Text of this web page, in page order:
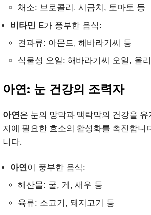
채소: 브로콜리, 시금치, 토마토 등
비타민 E가 풍부한 음식:
견과류: 아몬드, 해바라기씨 등
식물성 오일: 해바라기씨 오일, 올
아연: 눈 건강의 조력자
아연은 눈의 망막과 맥락막의 건강을
지에 필요한 효소의 활성화를 촉진합니
니다.
아연이 풍부한 음식:
해산물: 굴, 게, 새우 등
육류: 소고기, 돼지고기 등